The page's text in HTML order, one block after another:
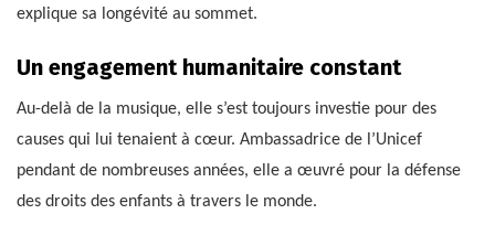
explique sa longévité au sommet.
Un engagement humanitaire constant
Au-delà de la musique, elle s’est toujours investie pour des
causes qui lui tenaient à cœur. Ambassadrice de l’Unicef
pendant de nombreuses années, elle a œuvré pour la défense
des droits des enfants à travers le monde.